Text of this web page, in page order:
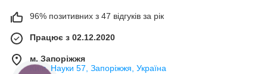
96% позитивних з 47 відгуків за рік
Працює з 02.12.2020
м. Запоріжжя
Київ, Науки 57, Запоріжжя, Україна